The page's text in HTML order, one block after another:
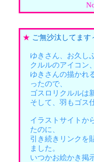
★ ご無沙汰してます
ゆきさん、お久し
クルルのアイコン
ゆきさんの描かれ
ったので、
ゴスロリクルルは
そして、羽もゴス
イラストサイトか
たのに、
引き続きリンクを
ました。
いつかお絵かき掲